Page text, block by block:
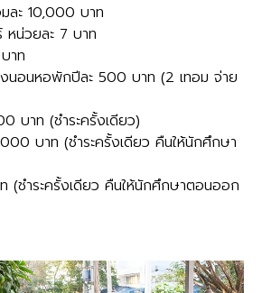
ละ 10,000 บาท
หน่วยละ 7 บาท
าท
งนอนหอพักปีละ 500 บาท (2 เทอม จ่าย
บาท (ชำระครั้งเดียว)
บาท (ชำระครั้งเดียว คืนให้นักศึกษา
ชำระครั้งเดียว คืนให้นักศึกษาตอนออก